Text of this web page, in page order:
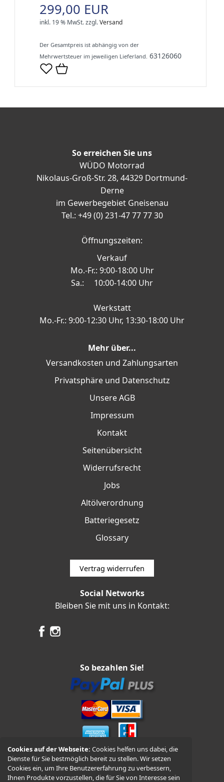
Cookies auf der Webseite:Cookies helfen uns dabei, die
Dienste für Sie bestmöglich bereit zu stellen. Wir setzen
Cookies ein, um Ihre Benutzererfahrung zu verbessern,
Ihnen Produkte vorzustellen, die für Sie von Interesse sein
299,00 EUR
inkl. 19 % MwSt.zzgl.Versand
Der Gesamtpreis ist abhängig von der
Mehrwertsteuer im jeweiligen Lieferland. 63126060
So erreichen Sie uns
WÜDO Motorrad
Nikolaus-Groß-Str. 28, 44329 Dortmund-
Derne
im Gewerbegebiet Gneisenau
Tel.: +49 (0) 231-47 77 77 30
Öffnungszeiten:
Verkauf
Mo.-Fr.: 9:00-18:00 Uhr
Sa.: 10:00-14:00 Uhr
Werkstatt
Mo.-Fr.: 9:00-12:30 Uhr, 13:30-18:00 Uhr
Mehr über...
Versandkosten und Zahlungsarten
Privatsphäre und Datenschutz
Unsere AGB
Impressum
Kontakt
Seitenübersicht
Widerrufsrecht
Jobs
Altölverordnung
Batteriegesetz
Glossary
Vertrag widerrufen
Social Networks
Bleiben Sie mit uns in Kontakt:
So bezahlen Sie!
Vorkasse und Nachnahme